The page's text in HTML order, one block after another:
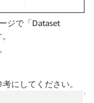
ジで「Dataset
にしてください。